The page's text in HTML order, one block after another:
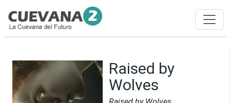
Raised by
Wolves